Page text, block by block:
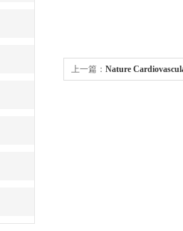
上一篇： Nature